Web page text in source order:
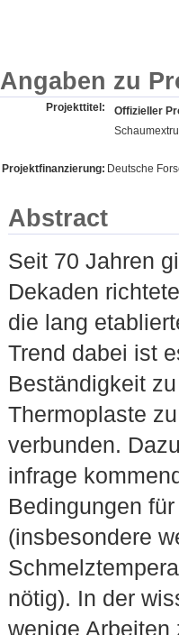
Angaben zu
Projekttitel:
Offizieller
Projektfinanzierung: Deutsche
Abstract
Seit 70 Jahren
Dekaden
die lang
Trend dabei ist
Beständigkeit
Thermoplaste
verbunden.
infrage
Bedingungen
(insbesondere
nötig). In der
wenige